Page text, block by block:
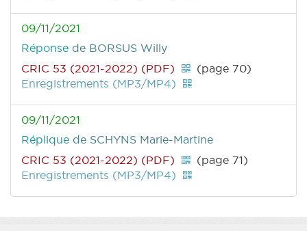
09/11/2021
Réponse de BORSUS Willy
CRIC 53 (2021-2022) (PDF)
(page 70)
Enregistrements (MP3/MP4)
09/11/2021
Réplique de SCHYNS Marie-Martine
CRIC 53 (2021-2022) (PDF)
(page 71)
Enregistrements (MP3/MP4)